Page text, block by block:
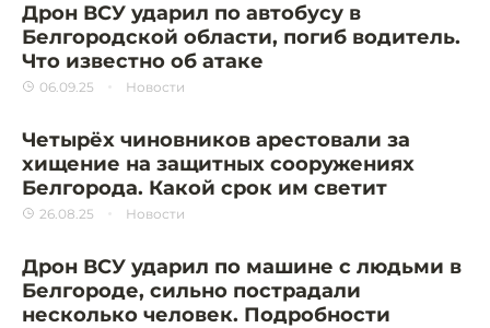
Дрон ВСУ ударил по автобусу в
Белгородской области, погиб водитель.
Что известно об атаке
06.09.25 Новости
Четырёх чиновников арестовали за
хищение на защитных сооружениях
Белгорода. Какой срок им светит
26.08.25 Новости
Дрон ВСУ ударил по машине с людьми в
Белгороде, сильно пострадали
несколько человек. Подробности